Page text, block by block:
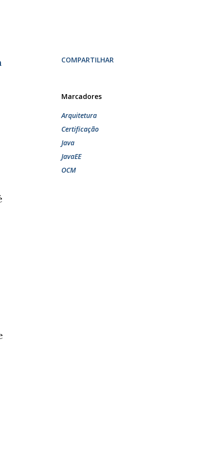
COMPARTILHAR
Marcadores
Arquitetura
Certificação
Java
JavaEE
OCM